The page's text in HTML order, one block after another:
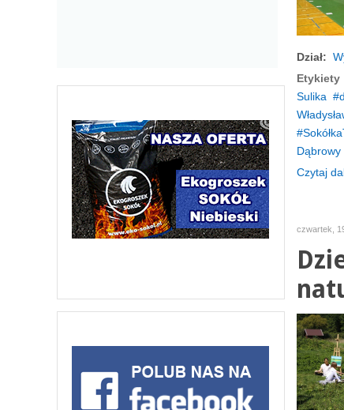
Dział:
Etykiety
Sulika
Dąbrowy
Czytaj
czwartek,